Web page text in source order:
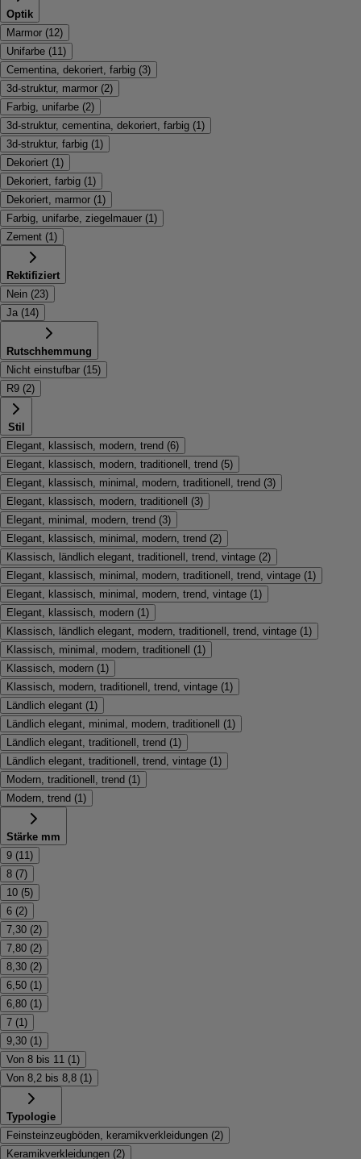
Optik
Marmor (12)
Unifarbe (11)
Cementina, dekoriert, farbig (3)
3d-struktur, marmor (2)
Farbig, unifarbe (2)
3d-struktur, cementina, dekoriert, farbig (1)
3d-struktur, farbig (1)
Dekoriert (1)
Dekoriert, farbig (1)
Dekoriert, marmor (1)
Farbig, unifarbe, ziegelmauer (1)
Zement (1)
Rektifiziert
Nein (23)
Ja (14)
Rutschhemmung
Nicht einstufbar (15)
R9 (2)
Stil
Elegant, klassisch, modern, trend (6)
Elegant, klassisch, modern, traditionell, trend (5)
Elegant, klassisch, minimal, modern, traditionell, trend (3)
Elegant, klassisch, modern, traditionell
(3)
Elegant, minimal, modern, trend (3)
Elegant, klassisch, minimal, modern, trend (2)
Klassisch, ländlich elegant, traditionell, trend, vintage (2)
Elegant, klassisch, minimal, modern, traditionell, trend, vintage (1)
Elegant, klassisch, minimal, modern, trend, vintage (1)
Elegant, klassisch, modern (1)
Klassisch, ländlich elegant, modern, traditionell, trend, vintage (1)
Klassisch, minimal, modern, traditionell
(1)
Klassisch, modern (1)
Klassisch, modern, traditionell, trend, vintage (1)
Ländlich elegant (1)
Ländlich elegant, minimal, modern, traditionell
(1)
Ländlich elegant, traditionell, trend (1)
Ländlich elegant, traditionell, trend, vintage (1)
Modern, traditionell, trend (1)
Modern, trend (1)
Stärke mm
9 (11)
8 (7)
10 (5)
6 (2)
7,30 (2)
7,80 (2)
8,30 (2)
6,50 (1)
6,80 (1)
7 (1)
9,30 (1)
Von 8 bis 11 (1)
Von 8,2 bis 8,8 (1)
Typologie
Feinsteinzeugböden, keramikverkleidungen (2)
Keramikverkleidungen (2)